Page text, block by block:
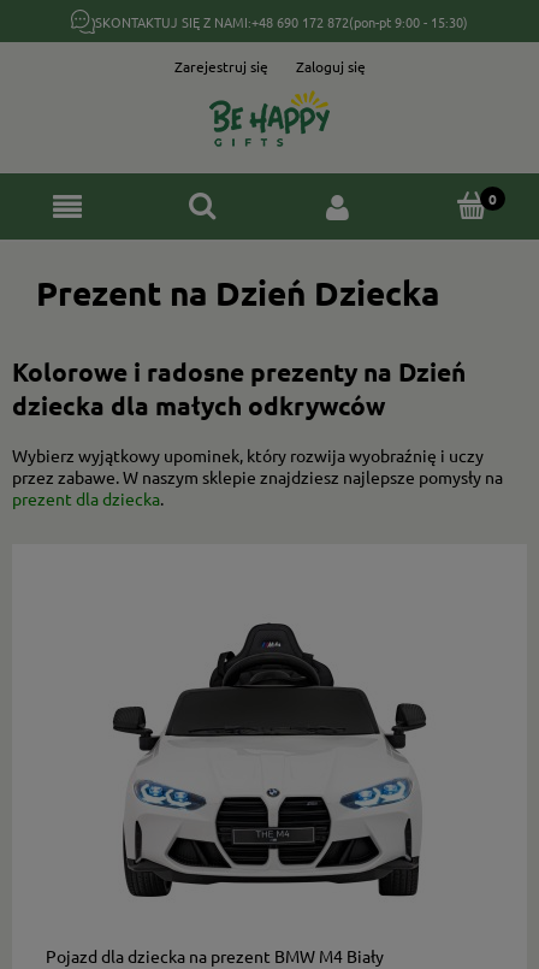
SKONTAKTUJ SIĘ Z NAMI:+48 690 172 872(pon-pt 9:00 - 15:30)
Zarejestruj się Zaloguj się
Prezent na Dzień Dziecka
Kolorowe i radosne prezenty na Dzień
dziecka dla małych odkrywców
Wybierz wyjątkowy upominek, który rozwija wyobraźnię i uczy
przez zabawe. W naszym sklepie znajdziesz najlepsze pomysły na
prezent dla dziecka.
Pojazd dla dziecka na prezent BMW M4 Biały
do koszyka